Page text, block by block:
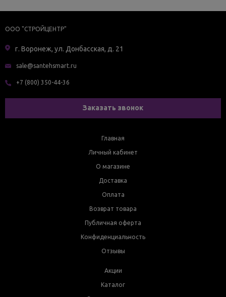
ООО "СТРОЙЦЕНТР"
г. Воронеж, ул. Донбасская, д. 21
sale@santehsmart.ru
+7 (800) 350-44-36
Заказать звонок
Главная
Личный кабинет
О магазине
Доставка
Оплата
Возврат товара
Публичная оферта
Конфиденциальность
Отзывы
Акции
Каталог